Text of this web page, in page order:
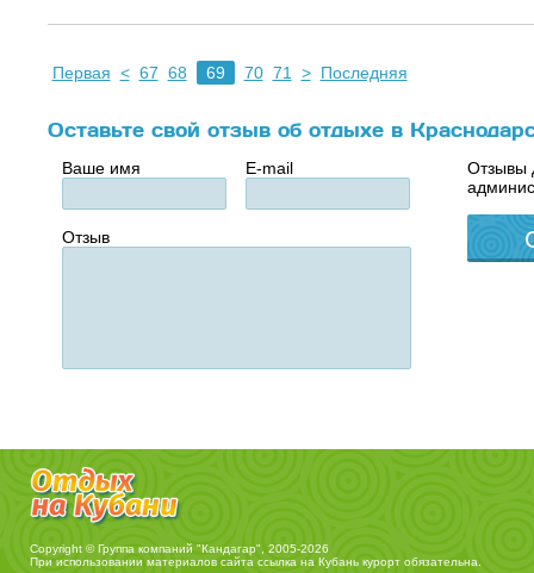
Первая < 67 68 69 70 71 > Последняя
Оставьте свой отзыв об отдыхе в
Ваше имя E-mail
Отзыв
Отзывы
Copyright © Группа компаний "Кандагар", 2005-2026
При использовании материалов сайта ссылка на Кубань курорт обязательна.